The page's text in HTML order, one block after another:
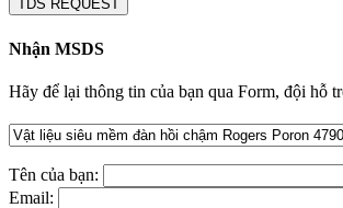
TDS REQUEST
Nhận MSDS
Hãy để lại thông tin của bạn qua Form, đội hỗ
Tên của bạn:
Email: